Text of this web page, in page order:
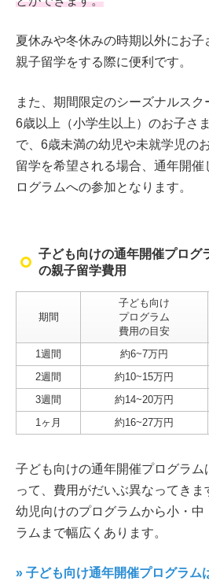
夏休みや冬休みの時期以外にお
親子留学をする際に便利です。
また、期間限定のシーズナルス
6歳以上（小学生以上）のお子さ
で、6歳未満の幼児や未就学児の
留学を希望される場合、通年開
ログラムへの参加となります。
子ども向けの通年開催プログ
の親子留学費用
期間
子ども向け
プログラム
費用の目安
1週間
約6~7万円
2週間
約10~15万円
3週間
約14~20万円
1ヶ月
約16~27万円
子ども向けの通年開催プログラム
って、費用がだいぶ異なってきま
幼児向けのプログラムから小・
ラムまで幅広くあります。
» 子ども向け通年開催プログラム